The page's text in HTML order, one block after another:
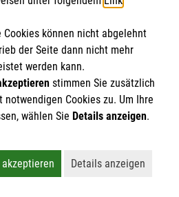
abonnieren
Impressum | Datenschutz
Cookies können nicht abgelehnt
der Seite dann nicht mehr
werden kann.
stimmen Sie zusätzlich
notwendigen Cookies zu. Um Ihre
wählen Sie Details anzeigen.
essentiellen Cookies ab
Akzeptiert alle Cookies
Details anzeigen